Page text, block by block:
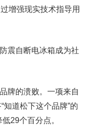
增强现实技术指导用
震自断电冰箱成为社
牌的溃败。一项来自
道松下这个品牌”的
29个百分点。